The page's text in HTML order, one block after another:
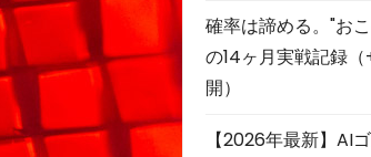
確率は諦める。"お
の14ヶ月実戦記録
開）
【2026年最新】AI